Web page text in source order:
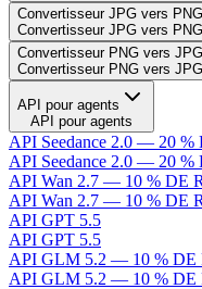
Convertisseur JPG vers
Convertisseur JPG vers
Convertisseur PNG vers
Convertisseur PNG vers
API pour agents
API pour agents
API Seedance 2.0 — 20
API Seedance 2.0 — 20
API Wan 2.7 — 10 % DE
API Wan 2.7 — 10 % DE
API GPT 5.5
API GPT 5.5
API GLM 5.2 — 10 % DE
API GLM 5.2 — 10 % DE